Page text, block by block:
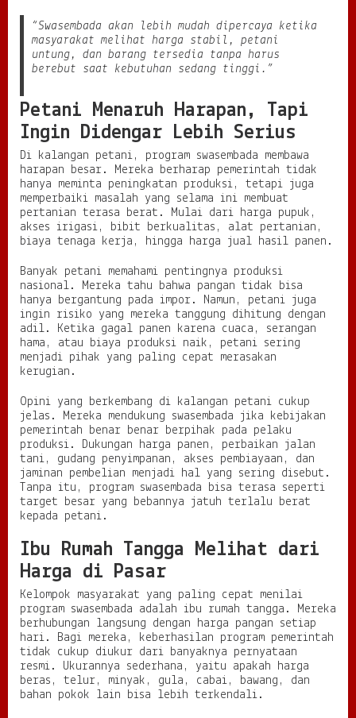
“Swasembada akan lebih mudah dipercaya ketika
masyarakat melihat harga stabil, petani
untung, dan barang tersedia tanpa harus
berebut saat kebutuhan sedang tinggi.”
Petani Menaruh Harapan, Tapi
Ingin Didengar Lebih Serius
Di kalangan petani, program swasembada membawa
harapan besar. Mereka berharap pemerintah tidak
hanya meminta peningkatan produksi, tetapi juga
memperbaiki masalah yang selama ini membuat
pertanian terasa berat. Mulai dari harga pupuk,
akses irigasi, bibit berkualitas, alat pertanian,
biaya tenaga kerja, hingga harga jual hasil panen.
Banyak petani memahami pentingnya produksi
nasional. Mereka tahu bahwa pangan tidak bisa
hanya bergantung pada impor. Namun, petani juga
ingin risiko yang mereka tanggung dihitung dengan
adil. Ketika gagal panen karena cuaca, serangan
hama, atau biaya produksi naik, petani sering
menjadi pihak yang paling cepat merasakan
kerugian.
Opini yang berkembang di kalangan petani cukup
jelas. Mereka mendukung swasembada jika kebijakan
pemerintah benar benar berpihak pada pelaku
produksi. Dukungan harga panen, perbaikan jalan
tani, gudang penyimpanan, akses pembiayaan, dan
jaminan pembelian menjadi hal yang sering disebut.
Tanpa itu, program swasembada bisa terasa seperti
target besar yang bebannya jatuh terlalu berat
kepada petani.
Ibu Rumah Tangga Melihat dari
Harga di Pasar
Kelompok masyarakat yang paling cepat menilai
program swasembada adalah ibu rumah tangga. Mereka
berhubungan langsung dengan harga pangan setiap
hari. Bagi mereka, keberhasilan program pemerintah
tidak cukup diukur dari banyaknya pernyataan
resmi. Ukurannya sederhana, yaitu apakah harga
beras, telur, minyak, gula, cabai, bawang, dan
bahan pokok lain bisa lebih terkendali.